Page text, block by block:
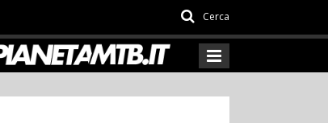
Cerca